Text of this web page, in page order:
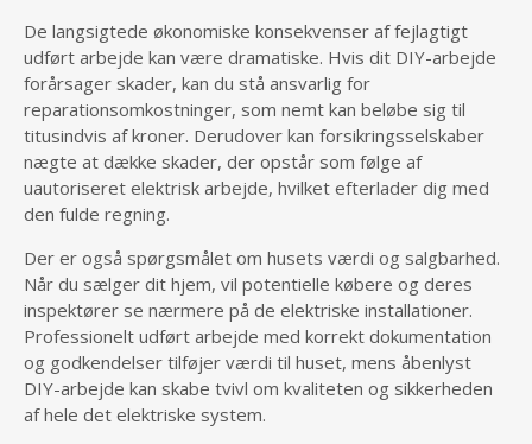
De langsigtede økonomiske konsekvenser af fejlagtigt
udført arbejde kan være dramatiske. Hvis dit DIY-arbejde
forårsager skader, kan du stå ansvarlig for
reparationsomkostninger, som nemt kan beløbe sig til
titusindvis af kroner. Derudover kan forsikringsselskaber
nægte at dække skader, der opstår som følge af
uautoriseret elektrisk arbejde, hvilket efterlader dig med
den fulde regning.
Der er også spørgsmålet om husets værdi og salgbarhed.
Når du sælger dit hjem, vil potentielle købere og deres
inspektører se nærmere på de elektriske installationer.
Professionelt udført arbejde med korrekt dokumentation
og godkendelser tilføjer værdi til huset, mens åbenlyst
DIY-arbejde kan skabe tvivl om kvaliteten og sikkerheden
af hele det elektriske system.